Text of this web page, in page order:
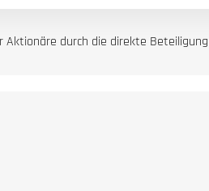
durch die direkte